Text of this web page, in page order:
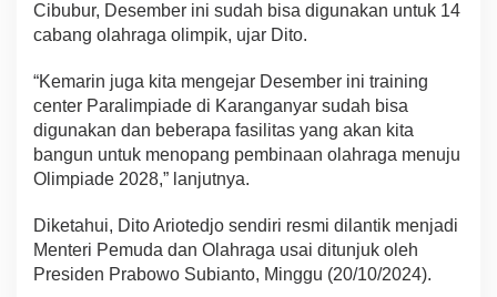
Cibubur, Desember ini sudah bisa digunakan untuk 14
cabang olahraga olimpik, ujar Dito.
“Kemarin juga kita mengejar Desember ini training
center Paralimpiade di Karanganyar sudah bisa
digunakan dan beberapa fasilitas yang akan kita
bangun untuk menopang pembinaan olahraga menuju
Olimpiade 2028,” lanjutnya.
Diketahui, Dito Ariotedjo sendiri resmi dilantik menjadi
Menteri Pemuda dan Olahraga usai ditunjuk oleh
Presiden Prabowo Subianto, Minggu (20/10/2024).